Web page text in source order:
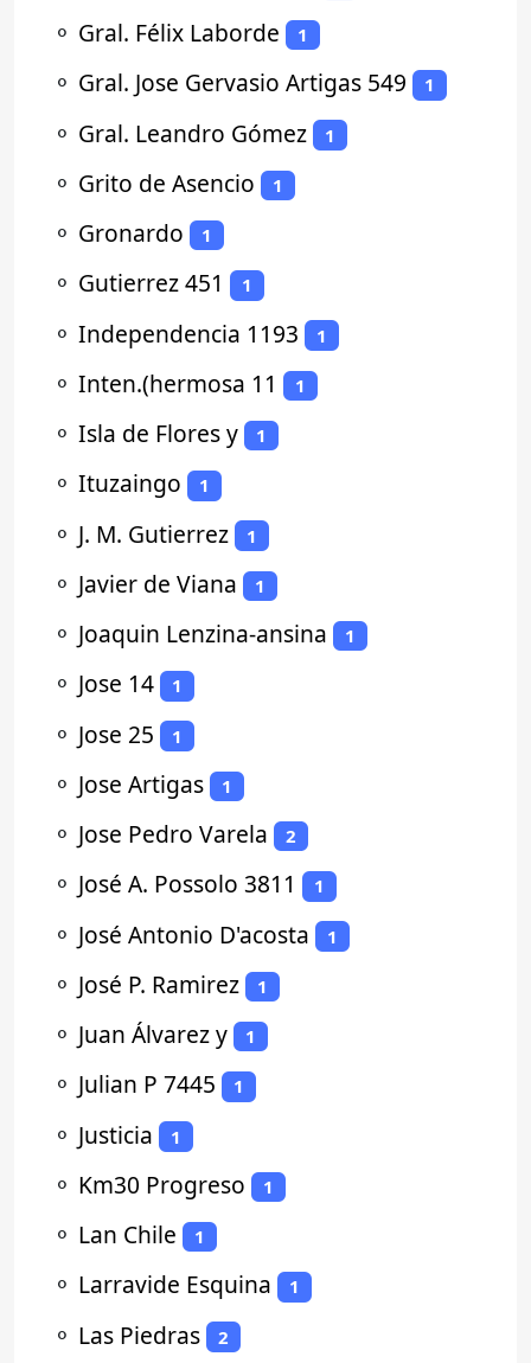
⚬ Gral. Félix Laborde 1
⚬ Gral. Jose Gervasio Artigas 549 1
⚬ Gral. Leandro Gómez 1
⚬ Grito de Asencio 1
⚬ Gronardo 1
⚬ Gutierrez 451 1
⚬ Independencia 1193 1
⚬ Inten.(hermosa 11 1
⚬ Isla de Flores y 1
⚬ Ituzaingo 1
⚬ J. M. Gutierrez 1
⚬ Javier de Viana 1
⚬ Joaquin Lenzina-ansina 1
⚬ Jose 14 1
⚬ Jose 25 1
⚬ Jose Artigas 1
⚬ Jose Pedro Varela 2
⚬ José A. Possolo 3811 1
⚬ José Antonio D'acosta 1
⚬ José P. Ramirez 1
⚬ Juan Álvarez y 1
⚬ Julian P 7445 1
⚬ Justicia 1
⚬ Km30 Progreso 1
⚬ Lan Chile 1
⚬ Larravide Esquina 1
⚬ Las Piedras 2